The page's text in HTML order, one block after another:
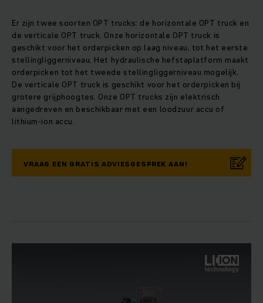
Er zijn twee soorten OPT trucks: de horizontale OPT truck en
de verticale OPT truck. Onze horizontale OPT truck is
geschikt voor het orderpicken op laag niveau, tot het eerste
stellingliggerniveau. Het hydraulische hefstaplatform maakt
orderpicken tot het tweede stellingliggerniveau mogelijk.
De verticale OPT truck is geschikt voor het orderpicken bij
grotere grijphoogtes. Onze OPT trucks zijn elektrisch
aangedreven en beschikbaar met een loodzuur accu of
lithium-ion accu.
VRAAG EEN GRATIS ADVIESGESPREK AAN!